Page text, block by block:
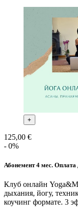
+
125,00 €
- 0%
Абонемент 4 мес. Оплата
Клуб онлайн
дыхания, йогу,
коучинг формате. 3